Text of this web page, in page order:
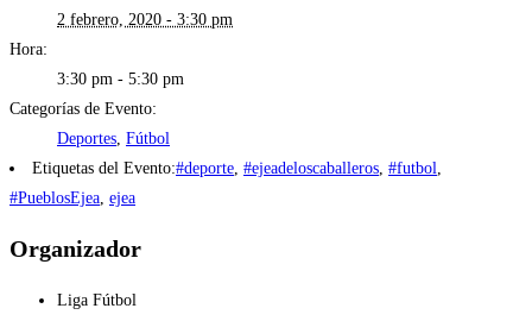
2 febrero, 2020 - 3:30 pm
Hora:
3:30 pm - 5:30 pm
Categorías de Evento:
Deportes Fútbol
Etiquetas del Evento:#deporte #ejeadeloscaballeros #futbol
#PueblosEjea ejea
Organizador
Liga Fútbol